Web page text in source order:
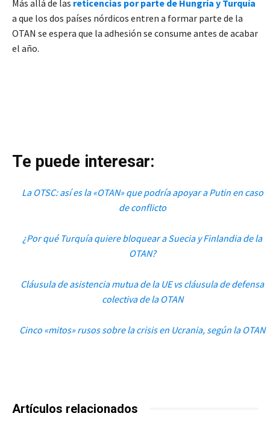
Más allá de las reticencias por parte de Hungría y Turquía
a que los dos países nórdicos entren a formar parte de la
OTAN se espera que la adhesión se consume antes de acabar
el año.
Te puede interesar:
La OTSC: así es la «OTAN» que podría apoyar a Putin en caso
de conflicto
¿Por qué Turquía quiere bloquear a Suecia y Finlandia de la
OTAN?
Cláusula de asistencia mutua de la UE vs cláusula de defensa
colectiva de la OTAN
Cinco «mitos» rusos sobre la crisis en Ucrania, según la OTAN
Artículos relacionados